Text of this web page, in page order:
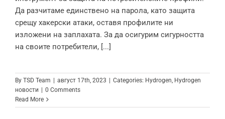
Да разчитаме единствено на парола, като защита
срещу хакерски атаки, оставя профилите ни
изложени на заплахата. За да осигурим сигурността
на своите потребители, [...]
By TSD Team | август 17th, 2023 | Categories: Hydrogen Hydrogen
новости | 0 Comments
Read More